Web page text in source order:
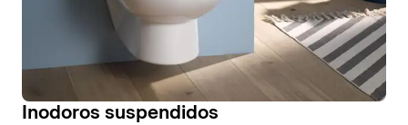
Inodoros suspendidos